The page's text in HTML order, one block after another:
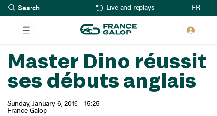
Skip
to
main
content
Live and replays FR
Master Dino réussit
ses débuts anglais
Sunday, January 6, 2019 - 15:25
France Galop